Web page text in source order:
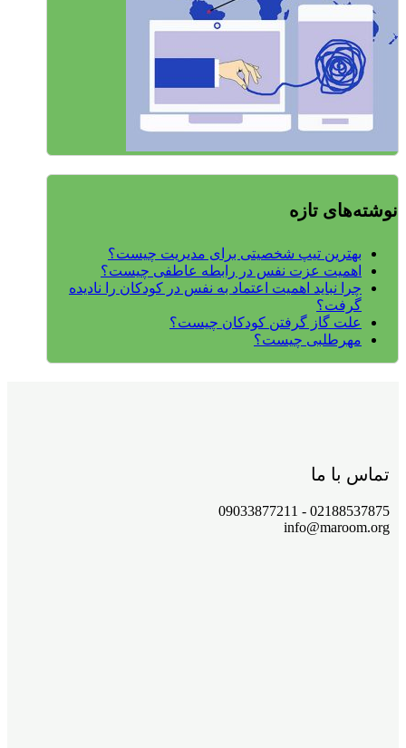
نوشته‌های تازه
بهترین تیپ شخصیتی برای مدیریت چیست؟
اهمیت عزت نفس در رابطه عاطفی چیست؟
چرا نباید اهمیت اعتماد به نفس در کودکان را نادیده
گرفت؟
علت گاز گرفتن کودکان چیست؟
مهرطلبی چیست؟
تماس با ما
02188537875 - 09033877211
info@maroom.org